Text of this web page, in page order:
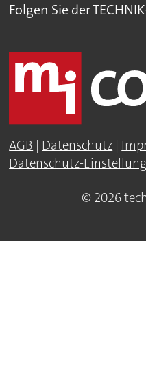
Folgen Sie der
AGB | Datenschutz |
Datenschutz-
© 2026